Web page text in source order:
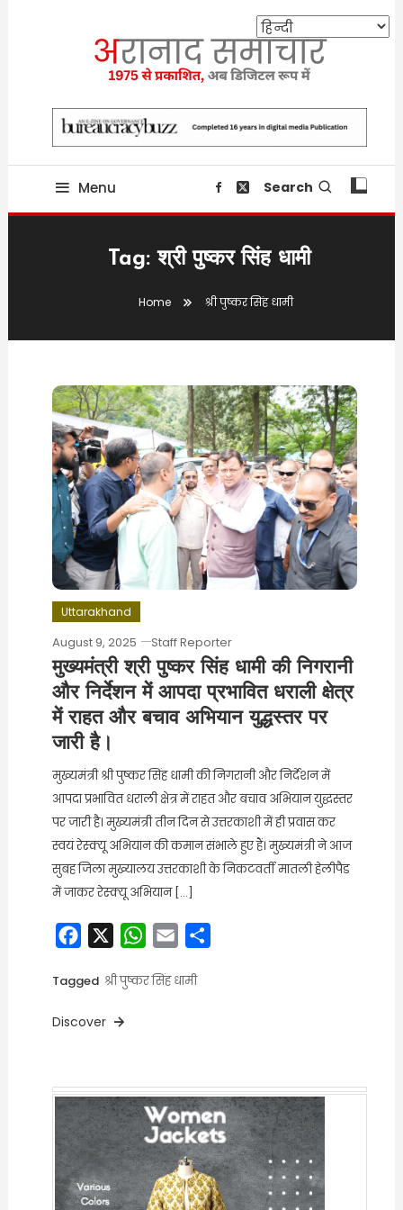
aranaadsamachar.in
Providing state related news since 1975
Menu Search
Tag:श्री पुष्कर सिंह धामी
Home श्री पुष्कर सिंह धामी
Uttarakhand
August 9, 2025 Staff Reporter
मुख्यमंत्री श्री पुष्कर सिंह धामी की निगरानी
और निर्देशन में आपदा प्रभावित धराली क्षेत्र
में राहत और बचाव अभियान युद्धस्तर पर
जारी है।
मुख्यमंत्री श्री पुष्कर सिंह धामी की निगरानी और निर्देशन में
आपदा प्रभावित धराली क्षेत्र में राहत और बचाव अभियान युद्धस्तर
पर जारी है। मुख्यमंत्री तीन दिन से उत्तरकाशी में ही प्रवास कर
स्वयं रेस्क्यू अभियान की कमान संभाले हुए हैं। मुख्यमंत्री ने आज
सुबह जिला मुख्यालय उत्तरकाशी के निकटवर्ती मातली हेलीपैड
में जाकर रेस्क्यू अभियान […]
Facebook WhatsApp
Email
Tagged श्री पुष्कर सिंह धामी
Discover